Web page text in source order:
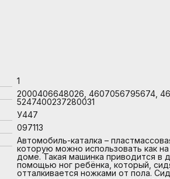
1
2000406648026, 4607056795674,
5247400237280031
У447
097113
Автомобиль-каталка –
которую можно использовать как на
доме. Такая машинка приводится в
помощью ног ребёнка, который,
отталкивается ножками от пола.